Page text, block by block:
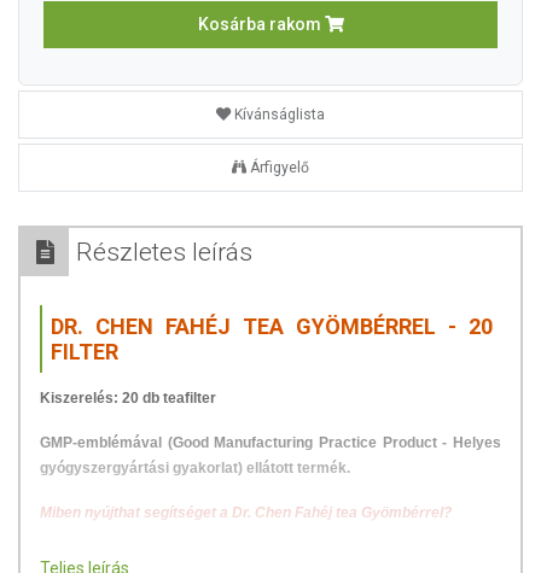
Kosárba rakom
Kívánságlista
Árfigyelő
Részletes leírás
DR. CHEN FAHÉJ TEA GYÖMBÉRREL - 20
FILTER
Kiszerelés: 20 db teafilter
GMP-emblémával (Good Manufacturing Practice Product - Helyes
gyógyszergyártási gyakorlat) ellátott termék.
Miben nyújthat segítséget a Dr. Chen Fahéj tea Gyömbérrel?
A fahéj és a
Teljes leírás